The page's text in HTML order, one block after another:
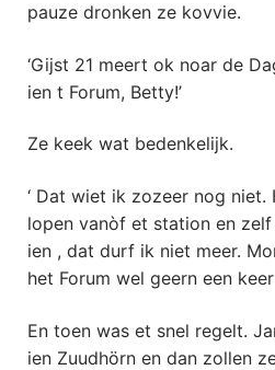
pauze dronken ze kovvie.
‘Gijst 21 meert ok noar de
ien t Forum, Betty!’
Ze keek wat bedenkelijk.
‘ Dat wiet ik zozeer nog niet.
lopen vanòf et station en
ien , dat durf ik niet meer.
het Forum wel geern een keer
En toen was et snel regelt.
ien Zuudhörn en dan zollen